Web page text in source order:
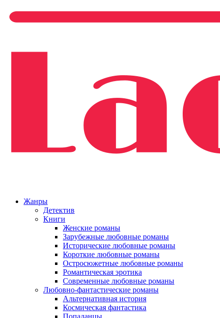
Жанры
Детектив
Книги
Женские романы
Зарубежные любовные романы
Исторические любовные романы
Короткие любовные романы
Остросюжетные любовные романы
Романтическая эротика
Современные любовные романы
Любовно-фантастические романы
Альтернативная история
Космическая фантастика
Попаданцы